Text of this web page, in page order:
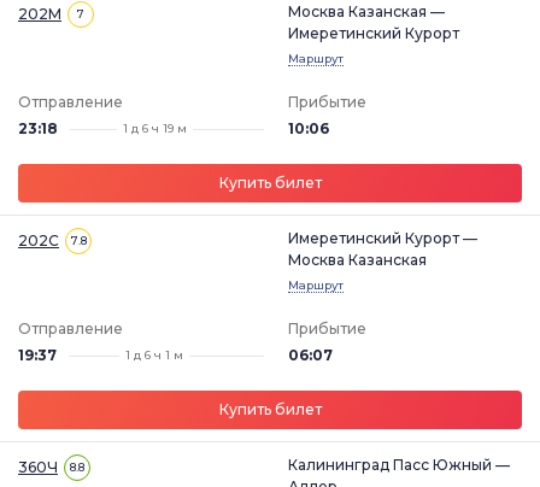
202М 7
Москва Казанская —
Имеретинский Курорт
Маршрут
Отправление
23:18
1 д 6 ч 19 м
Прибытие
10:06
Купить билет
202С 7.8
Имеретинский Курорт —
Москва Казанская
Маршрут
Отправление
19:37
1 д 6 ч 1 м
Прибытие
06:07
Купить билет
360Ч 8.8
Калининград Пасс Южный —